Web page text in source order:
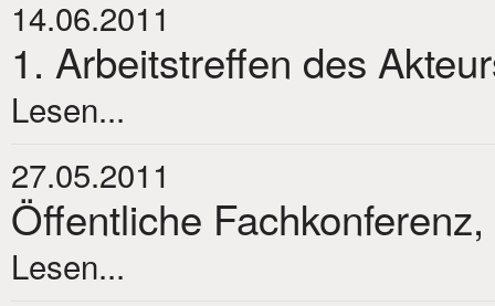
14.06.2011
1. Arbeitstreffen des
Lesen...
27.05.2011
Öffentliche
Lesen...